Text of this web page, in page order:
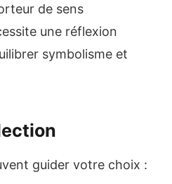
de sens
une réflexion
symbolisme et
guider votre choix :